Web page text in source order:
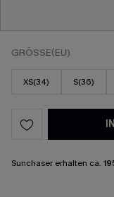
GRÖSSE(EU)
XS(34) S(36)
Sunchaser erhalten ca.